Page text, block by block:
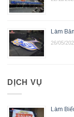
Làm
26/05/
DỊCH VỤ
Làm